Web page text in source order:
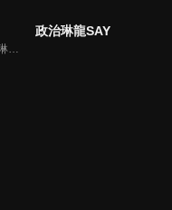
由資深媒體人平秀琳所主持的時事討論節目，針對大眾關心的議題，邀請關鍵人物或意見領袖上節目，從各種角度深入剖析，並藉由多人的觀點交流，讓新聞事件的真相掏深一點，幫助觀眾了解當下最熱門的新聞議題，期使本節目成為台灣理性討論時事的典範。
政治琳龍SAY